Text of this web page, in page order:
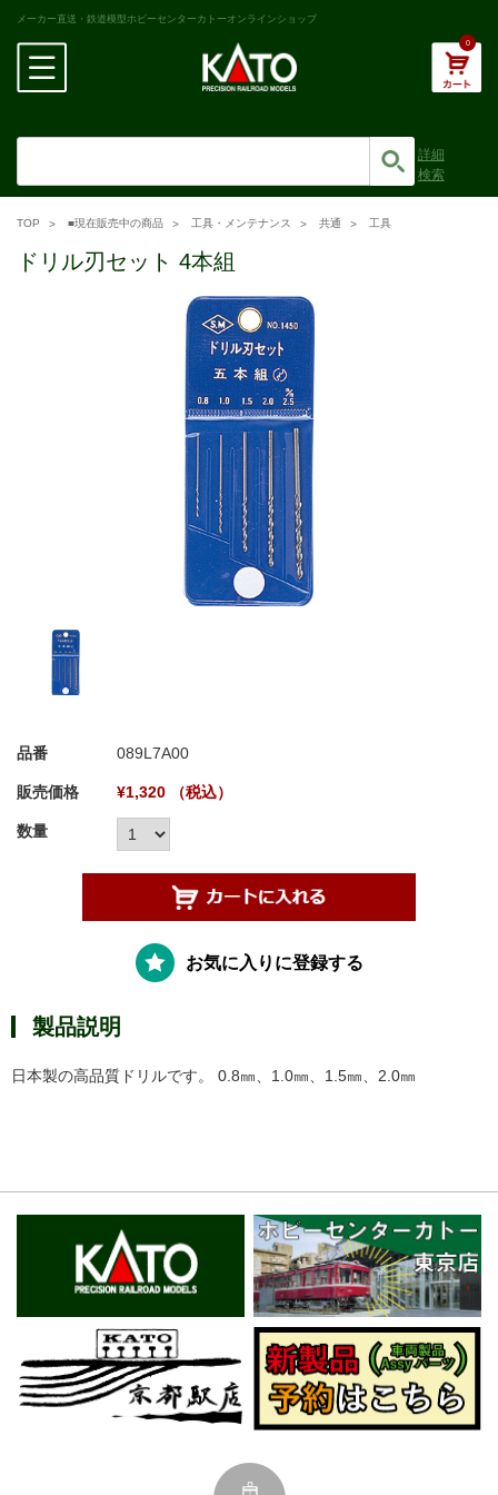
メーカー直送・鉄道模型ホビーセンターカトーオンラインショップ
0
詳細
検索
TOP ■現在販売中の商品 工具・メンテナンス 共通 工具
ドリル刃セット 4本組
品番 089L7A00
販売価格 ¥1,320 （税込）
数量
お気に入りに登録する
製品説明
日本製の高品質ドリルです。 0.8㎜、1.0㎜、1.5㎜、2.0㎜